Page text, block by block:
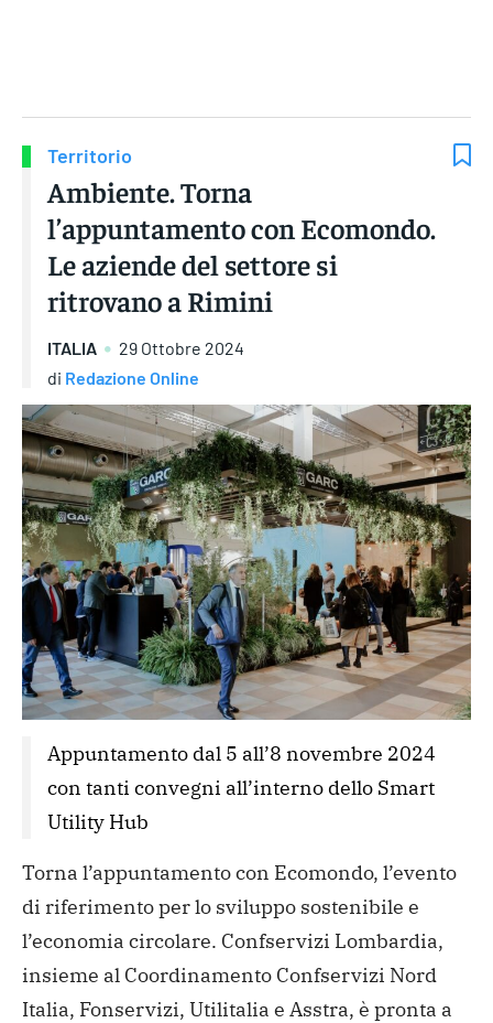
Territorio
Ambiente. Torna
l’appuntamento con Ecomondo.
Le aziende del settore si
ritrovano a Rimini
ITALIA
29 Ottobre 2024
di Redazione Online
Appuntamento dal 5 all’8 novembre 2024
con tanti convegni all’interno dello Smart
Utility Hub
Torna l’appuntamento con Ecomondo, l’evento
di riferimento per lo sviluppo sostenibile e
l’economia circolare. Confservizi Lombardia,
insieme al Coordinamento Confservizi Nord
Italia, Fonservizi, Utilitalia e Asstra, è pronta a